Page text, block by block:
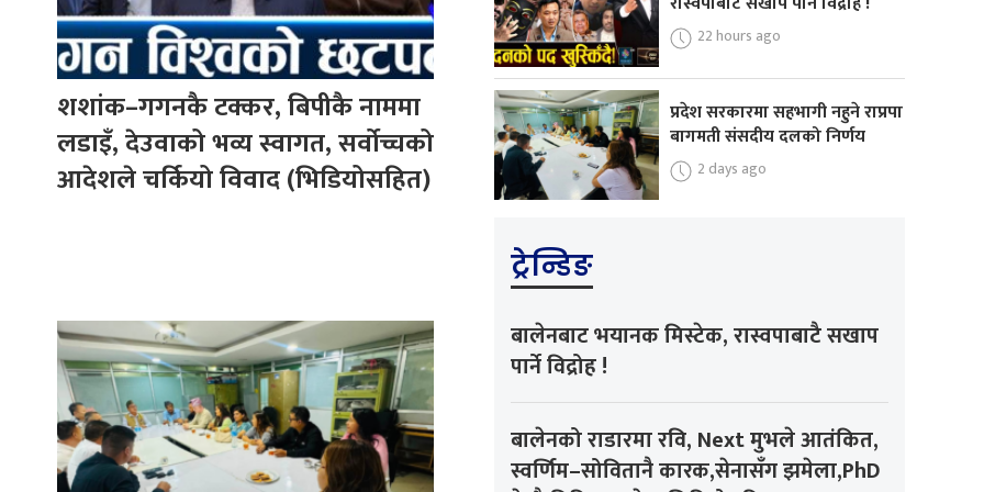
शशांक–गगनकै टक्कर, बिपीकै नाममा
लडाइँ, देउवाको भव्य स्वागत, सर्वोच्चको
आदेशले चर्कियो विवाद (भिडियोसहित)
22 hours ago
प्रदेश सरकारमा सहभागी नहुने राप्रपा
बागमती संसदीय दलको निर्णय
2 days ago
ट्रेन्डिङ
बालेनबाट भयानक मिस्टेक, रास्वपाबाटै सखाप
पार्ने विद्रोह !
बालेनको राडारमा रवि, Next मुभले आतंकित,
स्वर्णिम–सोवितानै कारक,सेनासँग झमेला,PhD